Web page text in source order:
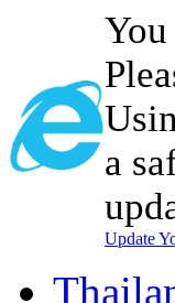
a
Update